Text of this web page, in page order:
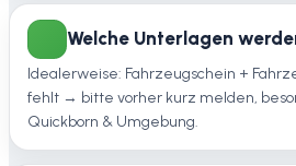
Welche Unterlagen
Idealerweise: Fahrzeugschein +
fehlt → bitte vorher kurz melden,
Quickborn & Umgebung.